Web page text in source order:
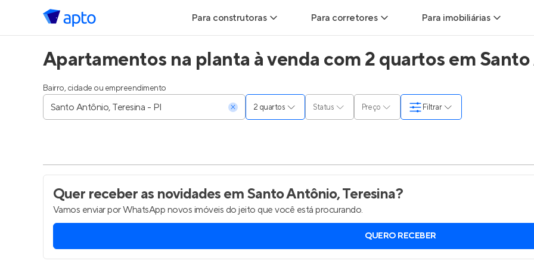
Para construtoras
Geração de Leads
Geração de Vendas
Anunciar Imóveis
Para corretores
Leads para Corretores
Parcerias imobiliárias
Anunciar imóveis
Entrar no Painel de Clientes
Para imobiliárias
Leads para Imobiliárias
Anunciar imóveis
Apartamentos na planta à venda com 2 quartos em
Bairro, cidade ou empreendimento
2 quartos Status Preço Filtrar
Quer receber as novidadesem Santo Antônio, Teresina?
Vamos enviar por WhatsApp novos imóveis do jeito que você está procurando.
QUERO RECEBER